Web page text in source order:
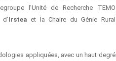
l’Unité de Recherche TEMO
Irstea et la Chaire du Génie Rural
appliquées, avec un haut degré